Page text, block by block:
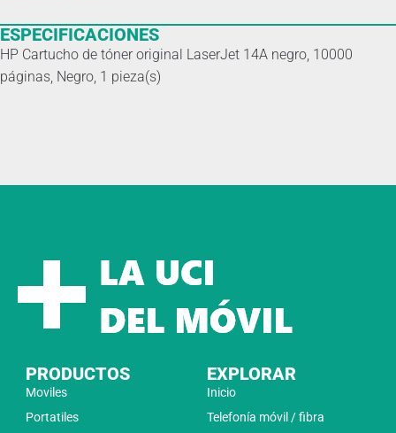
ESPECIFICACIONES
HP Cartucho de tóner original LaserJet 14A negro, 10000
páginas, Negro, 1 pieza(s)
PRODUCTOS
Moviles
Portatiles
EXPLORAR
Inicio
Telefonía móvil / fibra